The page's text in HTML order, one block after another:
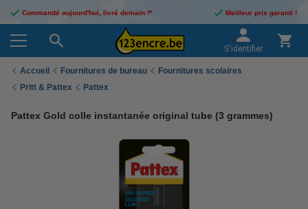
Commandé aujourd'hui, livré demain !* Meilleur prix garanti !
S'identifier
Accueil Fournitures de bureau
Fournitures scolaires
Pritt & Pattex
Pattex
Pattex Gold colle instantanée original tube (3 grammes)